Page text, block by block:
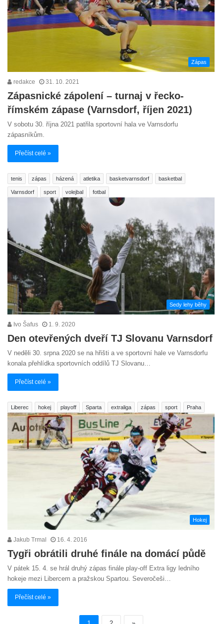
Zápas
redakce 31. 10. 2021
Zápasnické zápolení – turnaj v řecko-
římském zápase (Varnsdorf, říjen 2021)
V sobotu 30. října 2021 patřila sportovní hala ve Varnsdorfu
zápasníkům.
Přečíst celé »
tenis zápas házená atletika basketvarnsdorf basketbal
Varnsdorf sport volejbal fotbal
Sedy lehy běhy
Ivo Šafus 1. 9. 2020
Den otevřených dveří TJ Slovanu Varnsdorf
V neděli 30. srpna 2020 se na hřišti a ve sportovní hale ve Varnsdorfu
konala přehlídka sportovních oddílů TJ Slovanu…
Přečíst celé »
Liberec hokej playoff Sparta extraliga zápas sport Praha
Hokej
Jakub Trmal 16. 4. 2016
Tygři obrátili druhé finále na domácí půdě
V pátek 15. 4. se hrál druhý zápas finále play-off Extra ligy ledního
hokeje mezi Libercem a pražskou Spartou. Severočeši…
Přečíst celé »